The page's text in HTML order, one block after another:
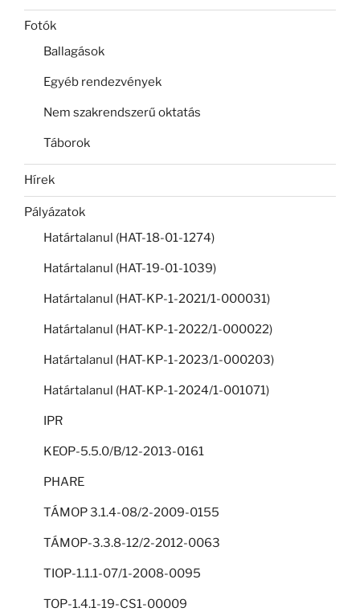
Fotók
Ballagások
Egyéb rendezvények
Nem szakrendszerű oktatás
Táborok
Hírek
Pályázatok
Határtalanul (HAT-18-01-1274)
Határtalanul (HAT-19-01-1039)
Határtalanul (HAT-KP-1-2021/1-000031)
Határtalanul (HAT-KP-1-2022/1-000022)
Határtalanul (HAT-KP-1-2023/1-000203)
Határtalanul (HAT-KP-1-2024/1-001071)
IPR
KEOP-5.5.0/B/12-2013-0161
PHARE
TÁMOP 3.1.4-08/2-2009-0155
TÁMOP-3.3.8-12/2-2012-0063
TIOP-1.1.1-07/1-2008-0095
TOP-1.4.1-19-CS1-00009